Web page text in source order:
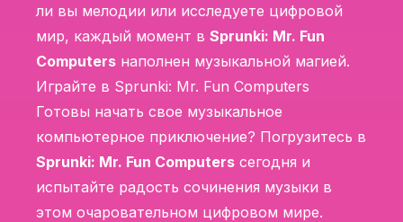
ли вы мелодии или исследуете цифровой
мир, каждый момент в Sprunki: Mr. Fun
Computers наполнен музыкальной магией.
Играйте в Sprunki: Mr. Fun Computers
Готовы начать свое музыкальное
компьютерное приключение? Погрузитесь в
Sprunki: Mr. Fun Computers сегодня и
испытайте радость сочинения музыки в
этом очаровательном цифровом мире.